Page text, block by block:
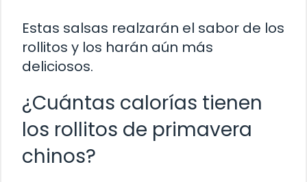
Estas salsas realzarán el sabor de los
rollitos y los harán aún más
deliciosos.
¿Cuántas calorías tienen
los rollitos de primavera
chinos?